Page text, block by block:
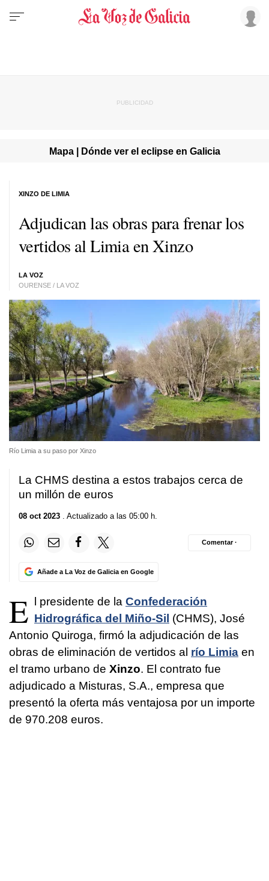
Mapa | Dónde ver el eclipse en Galicia
Adjudican las obras para frenar los
vertidos al Limia en Xinzo
LA VOZ
OURENSE / LA VOZ
XINZO DE LIMIA
Río Limia a su paso por Xinzo
La CHMS destina a estos trabajos cerca de
un millón de euros
08 oct 2023 . Actualizado a las 05:00 h.
Añade a La Voz de Galicia en Google
Comentar ·
E l presidente de la Confederación
Hidrográfica del Miño-Sil (CHMS), José
Antonio Quiroga, firmó la adjudicación de las
obras de eliminación de vertidos al río Limia en
el tramo urbano de Xinzo. El contrato fue
adjudicado a Misturas, S.A., empresa que
presentó la oferta más ventajosa por un importe
de 970.208 euros.